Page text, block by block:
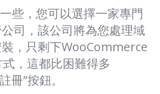
些，您可以選擇一家專門
司，該公司將為您處理域
，只剩下WooCommerce
，這都比困難得多
冊”按鈕。